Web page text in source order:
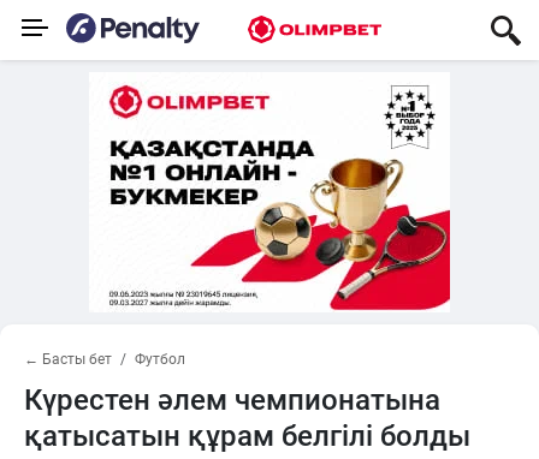
← Басты бет Футбол
Күрестен әлем чемпионатына
қатысатын құрам белгілі болды